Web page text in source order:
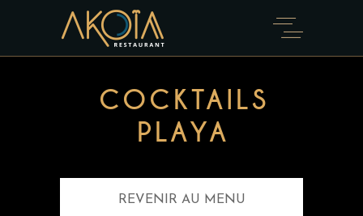
COCKTAILS
PLAYA
REVENIR AU MENU